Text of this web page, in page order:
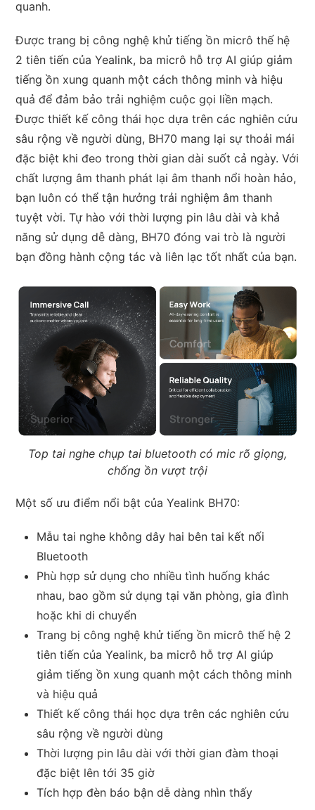
quanh.
Được trang bị công nghệ khử tiếng ồn micrô thế hệ
2 tiên tiến của Yealink, ba micrô hỗ trợ AI giúp giảm
tiếng ồn xung quanh một cách thông minh và hiệu
quả để đảm bảo trải nghiệm cuộc gọi liền mạch.
Được thiết kế công thái học dựa trên các nghiên cứu
sâu rộng về người dùng, BH70 mang lại sự thoải mái
đặc biệt khi đeo trong thời gian dài suốt cả ngày. Với
chất lượng âm thanh phát lại âm thanh nổi hoàn hảo,
bạn luôn có thể tận hưởng trải nghiệm âm thanh
tuyệt vời. Tự hào với thời lượng pin lâu dài và khả
năng sử dụng dễ dàng, BH70 đóng vai trò là người
bạn đồng hành cộng tác và liên lạc tốt nhất của bạn.
Top tai nghe chụp tai bluetooth có mic rõ giọng,
chống ồn vượt trội
Một số ưu điểm nổi bật của Yealink BH70:
Mẫu tai nghe không dây hai bên tai kết nối
Bluetooth
Phù hợp sử dụng cho nhiều tình huống khác
nhau, bao gồm sử dụng tại văn phòng, gia đình
hoặc khi di chuyển
Trang bị công nghệ khử tiếng ồn micrô thế hệ 2
tiên tiến của Yealink, ba micrô hỗ trợ AI giúp
giảm tiếng ồn xung quanh một cách thông minh
và hiệu quả
Thiết kế công thái học dựa trên các nghiên cứu
sâu rộng về người dùng
Thời lượng pin lâu dài với thời gian đàm thoại
đặc biệt lên tới 35 giờ
Tích hợp đèn báo bận dễ dàng nhìn thấy